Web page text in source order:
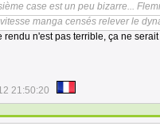
case est un peu bizarre...
manga censés relever le
rendu n'est pas terrible, ça ne
21:50:20